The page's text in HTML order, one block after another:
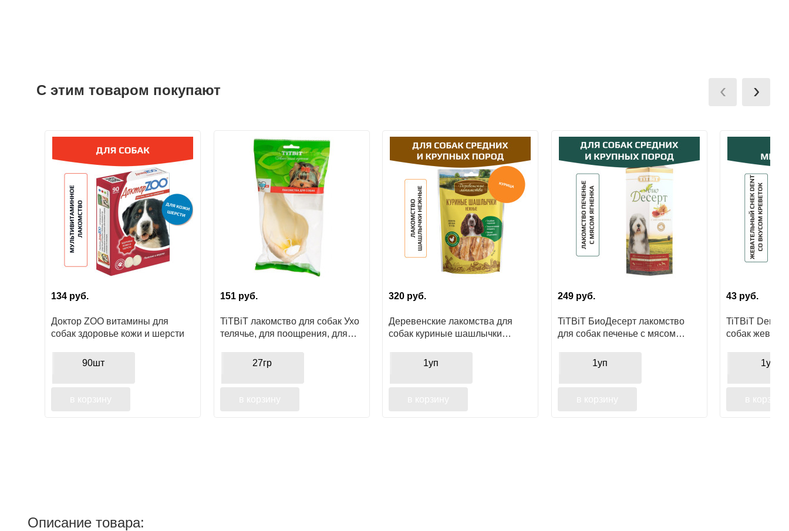
С этим товаром покупают
134 руб.
Доктор ZOO витамины для
собак здоровье кожи и шерсти
90шт
151руб.
TiTBiT лакомство для собак Ухо
телячье, для поощрения, для
27гр
320 руб.
Деревенские лакомства для
собак куриные шашлычки
1уп
249руб.
TiTBiT БиоДесерт лакомство
для собак печенье с мясом
1уп
43 руб.
TiTBiT Dent
собак
1уп
‹ ›
Описание товара: